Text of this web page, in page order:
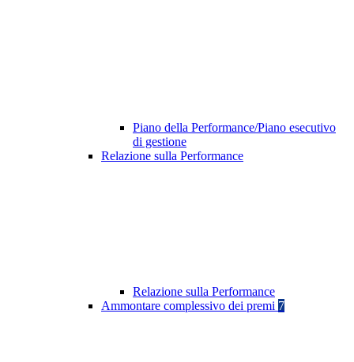
Piano della Performance/Piano esecutivo
di gestione
Relazione sulla Performance
Relazione sulla Performance
Ammontare complessivo dei premi 7